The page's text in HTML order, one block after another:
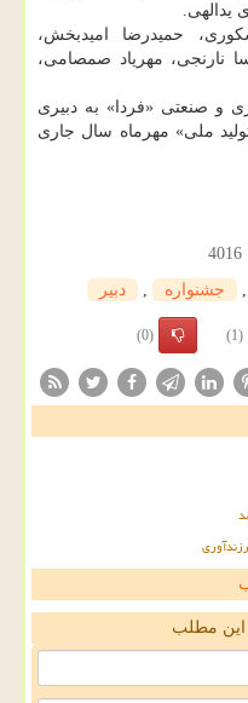
یدالهی.
حمیدرضا امیدبخش،
نارنجی، مهریاد صمصامی،
و صنعتی «فردا» به دبیری
ملی» مهرماه سال جاری
4016
, جشنواره , دبیر
(1)
(0)
این مطلب